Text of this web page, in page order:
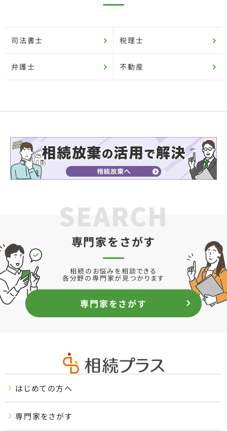
司法書士 税理士
弁護士 不動産
SEARCH
専門家をさがす
相続のお悩みを相談できる
各分野の専門家が見つかります
専門家をさがす
はじめての方へ
専門家をさがす